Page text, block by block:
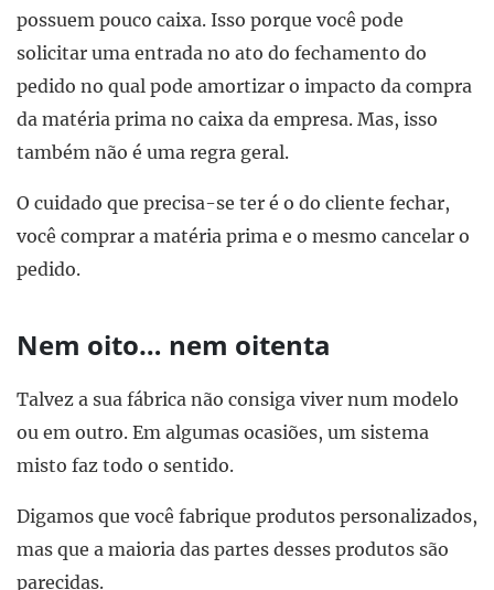
possuem pouco caixa. Isso porque você pode
solicitar uma entrada no ato do fechamento do
pedido no qual pode amortizar o impacto da compra
da matéria prima no caixa da empresa. Mas, isso
também não é uma regra geral.
O cuidado que precisa-se ter é o do cliente fechar,
você comprar a matéria prima e o mesmo cancelar o
pedido.
Nem oito… nem oitenta
Talvez a sua fábrica não consiga viver num modelo
ou em outro. Em algumas ocasiões, um sistema
misto faz todo o sentido.
Digamos que você fabrique produtos personalizados,
mas que a maioria das partes desses produtos são
parecidas.